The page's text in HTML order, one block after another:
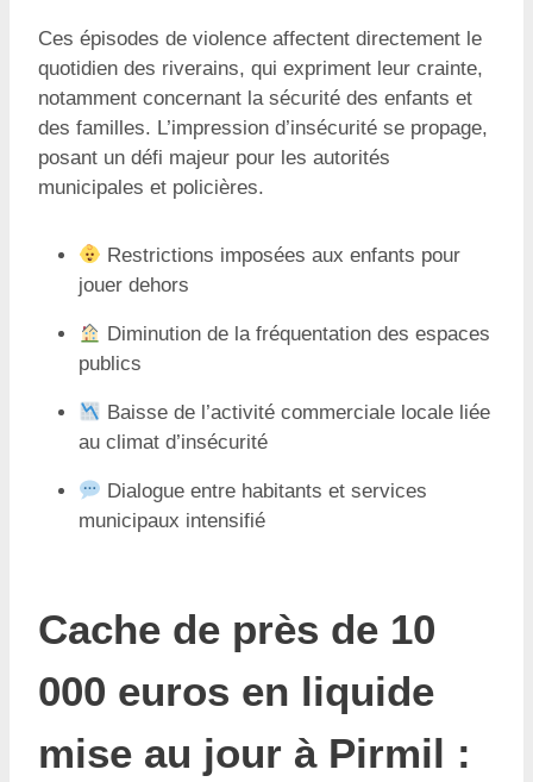
Ces épisodes de violence affectent directement le
quotidien des riverains, qui expriment leur crainte,
notamment concernant la sécurité des enfants et
des familles. L’impression d’insécurité se propage,
posant un défi majeur pour les autorités
municipales et policières.
Restrictions imposées aux enfants pour
jouer dehors
Diminution de la fréquentation des espaces
publics
Baisse de l’activité commerciale locale liée
au climat d’insécurité
Dialogue entre habitants et services
municipaux intensifié
Cache de près de 10
000 euros en liquide
mise au jour à Pirmil :